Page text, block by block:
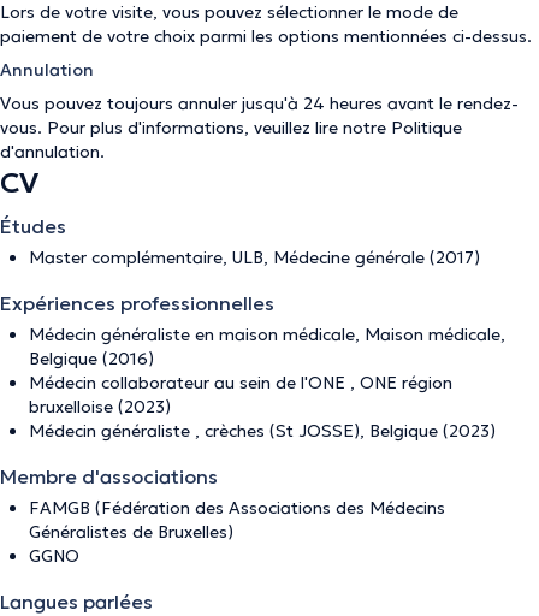
Lors de votre visite, vous pouvez sélectionner le mode de
paiement de votre choix parmi les options mentionnées ci-dessus.
Annulation
Vous pouvez toujours annuler jusqu'à 24 heures avant le rendez-
vous. Pour plus d'informations, veuillez lire notre Politique
d'annulation.
CV
Études
Master complémentaire, ULB, Médecine générale (2017)
Expériences professionnelles
Médecin généraliste en maison médicale, Maison médicale,
Belgique (2016)
Médecin collaborateur au sein de l'ONE , ONE région
bruxelloise (2023)
Médecin généraliste , crèches (St JOSSE), Belgique (2023)
Membre d'associations
FAMGB (Fédération des Associations des Médecins
Généralistes de Bruxelles)
GGNO
Langues parlées